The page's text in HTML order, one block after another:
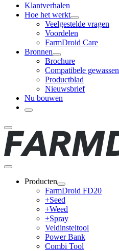
Klantverhalen
Hoe het werkt
Veelgestelde vragen
Voordelen
FarmDroid Care
Bronnen
Brochure
Compatibele gewassen
Productblad
Nieuwsbrief
Nu bouwen
Producten
FarmDroid FD20
+Seed
+Weed
+Spray
Veldinsteltool
Power Bank
Combi Tool